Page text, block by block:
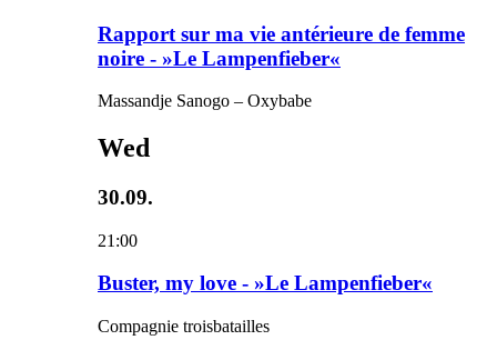
Rapport sur ma vie antérieure de femme
noire - »Le Lampenfieber«
Massandje Sanogo – Oxybabe
Wed
30.09.
21:00
Buster, my love - »Le Lampenfieber«
Compagnie troisbatailles